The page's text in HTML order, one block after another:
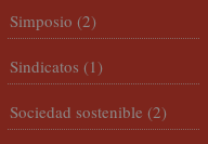
Simposio (2)
Sindicatos (1)
Sociedad sostenible (2)